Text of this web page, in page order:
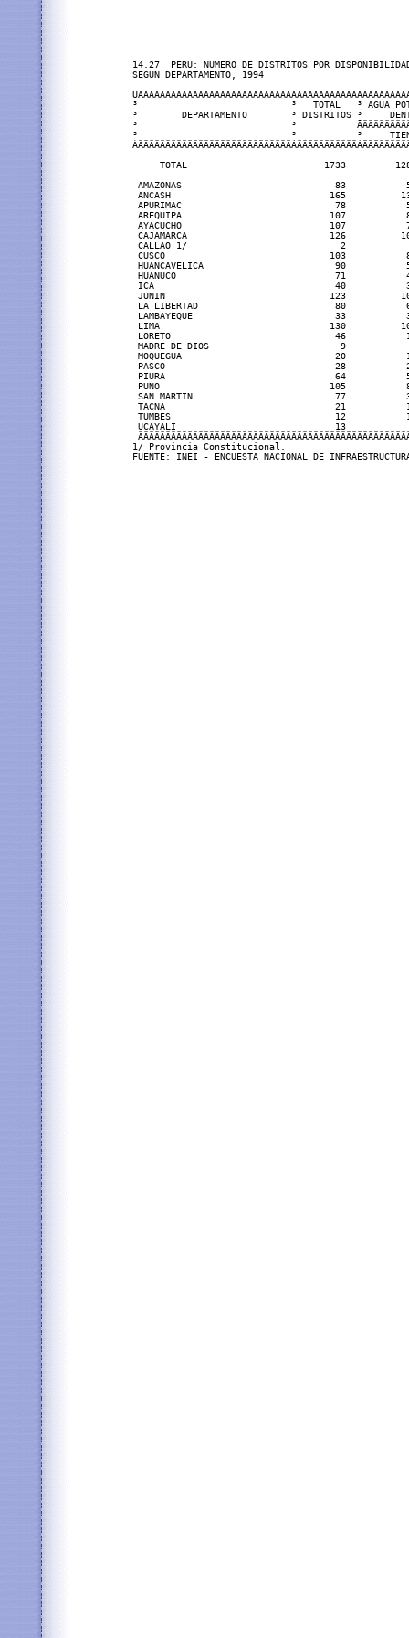
14.27  PERU: NUMERO DE DISTRITOS POR
SEGUN DEPARTAMENTO, 1994
³                            ³   TOTAL   ³ AGUA
³        DEPARTAMENTO        ³ DISTRITOS ³
³                            ³
³                            ³           ³     TIENE
TOTAL                         1733
AMAZONAS                            83
ANCASH                             165
APURIMAC                            78
AREQUIPA                           107
AYACUCHO                           107
CAJAMARCA                          126
CALLAO 1/                            2
CUSCO                              103
HUANCAVELICA                        90
HUANUCO                             71
ICA                                 40
JUNIN                              123
LA LIBERTAD                         80
LAMBAYEQUE                          33
LIMA                               130
LORETO                              46
MADRE DE DIOS                        9
MOQUEGUA                            20
PASCO                               28
PIURA                               64
PUNO                               105
SAN MARTIN                          77
TACNA                               21
TUMBES                              12
UCAYALI                             13
1/ Provincia Constitucional.